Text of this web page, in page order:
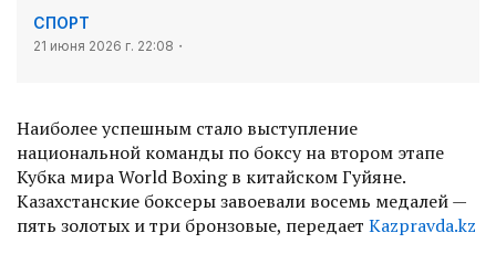
СПОРТ
21 июня 2026 г. 22:08
Наиболее успешным стало выступление
национальной команды по боксу на втором этапе
Кубка мира World Boxing в китайском Гуйяне.
Казахстанские боксеры завоевали восемь медалей —
пять золотых и три бронзовые, передает Kazpravda.kz